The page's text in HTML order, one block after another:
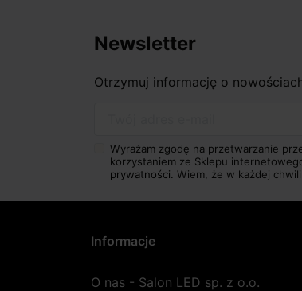
Newsletter
Otrzymuj informację o
Wyrażam zgodę na przetwarzanie
korzystaniem ze Sklepu
prywatności. Wiem, że w każdej
Informacje
O nas - Salon LED sp. z o.o.